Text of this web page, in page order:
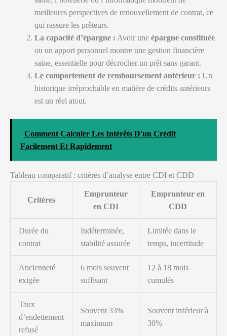
meilleures perspectives de renouvellement de contrat, ce
qui rassure les prêteurs.
La capacité d’épargne : Avoir une épargne constituée
ou un apport personnel montre une gestion financière
saine, essentielle pour décrocher un prêt sans garant.
Le comportement de remboursement antérieur : Un
historique irréprochable en matière de crédits antérieurs
est un réel atout.
Comment Calculer Les Intérêts D'un Crédit
Facilement Et Rapidement
Tableau comparatif : critères d’analyse entre CDI et CDD
Critères
Emprunteur
en CDI
Emprunteur en
CDD
Durée du
contrat
Indéterminée,
stabilité assurée
Limitée dans le
temps, incertitude
Ancienneté
exigée
6 mois souvent
suffisant
12 à 18 mois
cumulés
Taux
d’endettement
refusé
Souvent 33%
maximum
Souvent inférieur à
30%